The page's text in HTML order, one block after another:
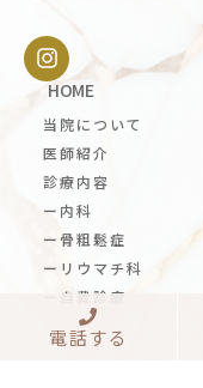
HOME
当院について
医師紹介
診療内容
ー内科
ー骨粗鬆症
ーリウマチ科
ー自費診療
Copyright
電話する